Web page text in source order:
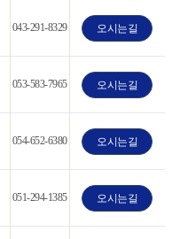
043-291-8329 오시는길
053-583-7965 오시는길
054-652-6380 오시는길
051-294-1385 오시는길